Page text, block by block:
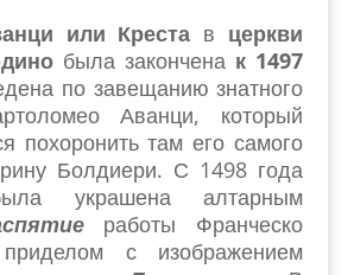
или Креста в церкви
была закончена к 1497
по завещанию знатного
Аванци, который
похоронить там его самого
Болдиери. С 1498 года
украшена алтарным
работы Франческо
с изображением